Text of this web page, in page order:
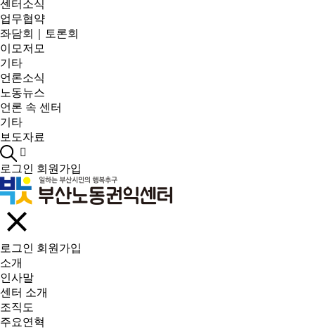
센터소식
업무협약
좌담회｜토론회
이모저모
기타
언론소식
노동뉴스
언론 속 센터
기타
보도자료
로그인 회원가입
로그인 회원가입
소개
인사말
센터 소개
조직도
주요연혁